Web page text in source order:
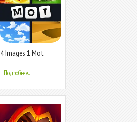
4 Images 1 Mot
Подробнее...